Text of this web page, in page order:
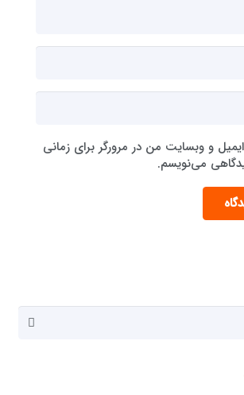
و وبسایت من در مرورگر برای زمانی
می‌نویسم.